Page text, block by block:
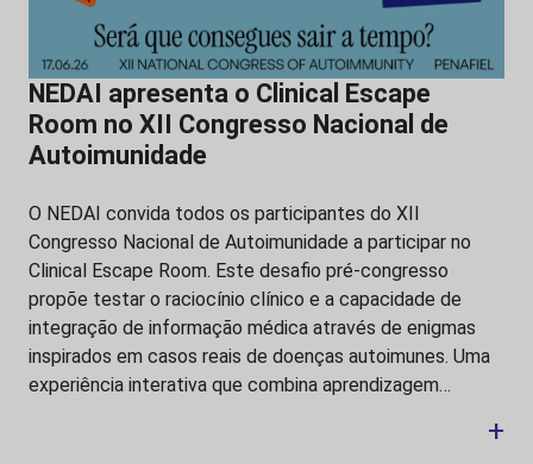
NEDAI apresenta o Clinical Escape
Room no XII Congresso Nacional de
Autoimunidade
O NEDAI convida todos os participantes do XII
Congresso Nacional de Autoimunidade a participar no
Clinical Escape Room. Este desafio pré-congresso
propõe testar o raciocínio clínico e a capacidade de
integração de informação médica através de enigmas
inspirados em casos reais de doenças autoimunes. Uma
experiência interativa que combina aprendizagem…
+